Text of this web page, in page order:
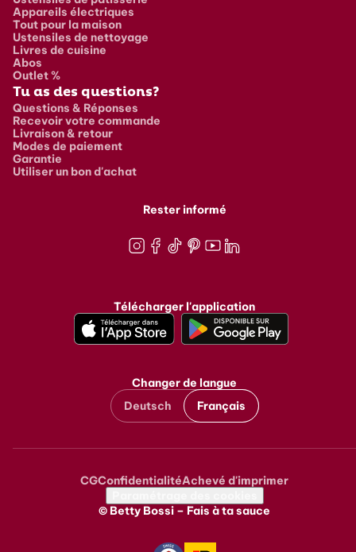
Appareils électriques
Tout pour la maison
Ustensiles de nettoyage
Livres de cuisine
Abos
Outlet %
Tu as des questions?
Questions & Réponses
Recevoir votre commande
Livraison & retour
Modes de paiement
Garantie
Utiliser un bon d'achat
Rester informé
Télécharger l'application
Changer de langue
Deutsch
Français
Metanavigation
CGConfidentialitéAchevé d'imprimer
© Betty Bossi – Fais à ta sauce